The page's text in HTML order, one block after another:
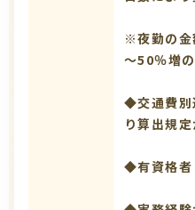
※夜勤の金
～50％増
◆交通費別
り算出規定
◆有資格者